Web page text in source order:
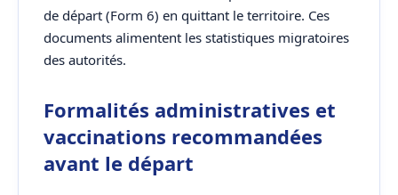
de départ (Form 6) en quittant le territoire. Ces
documents alimentent les statistiques migratoires
des autorités.
Formalités administratives et
vaccinations recommandées
avant le départ